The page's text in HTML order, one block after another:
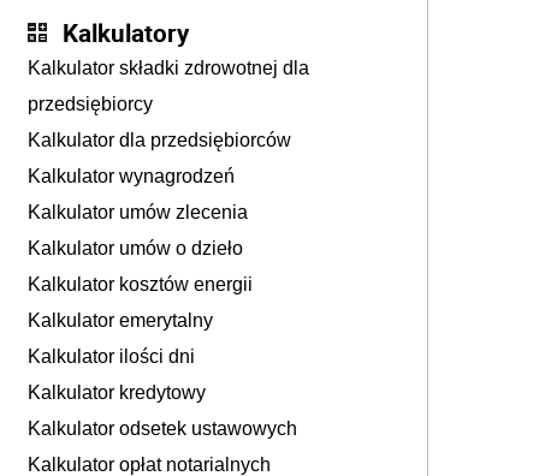
Kalkulatory
Kalkulator składki zdrowotnej dla
przedsiębiorcy
Kalkulator dla przedsiębiorców
Kalkulator wynagrodzeń
Kalkulator umów zlecenia
Kalkulator umów o dzieło
Kalkulator kosztów energii
Kalkulator emerytalny
Kalkulator ilości dni
Kalkulator kredytowy
Kalkulator odsetek ustawowych
Kalkulator opłat notarialnych